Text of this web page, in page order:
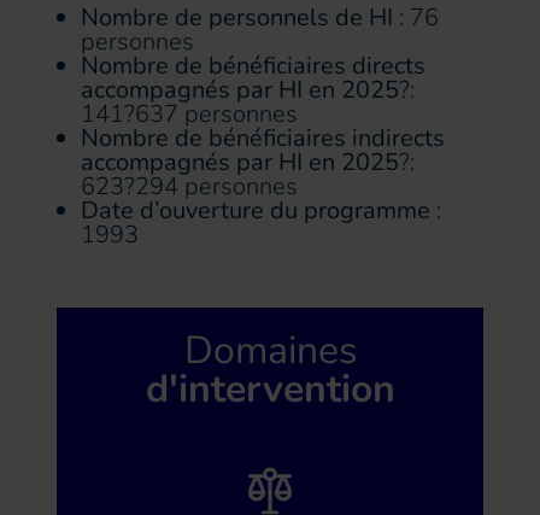
Nombre de personnels de HI : 76
personnes
Nombre de bénéficiaires directs
accompagnés par HI en 2025?:
141?637 personnes
Nombre de bénéficiaires indirects
accompagnés par HI en 2025?:
623?294 personnes
Date d’ouverture du programme :
1993
Domaines
d'intervention